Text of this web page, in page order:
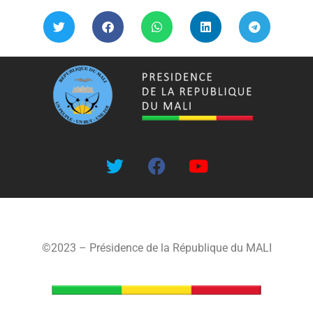
©2023 – Présidence de la République du MALI